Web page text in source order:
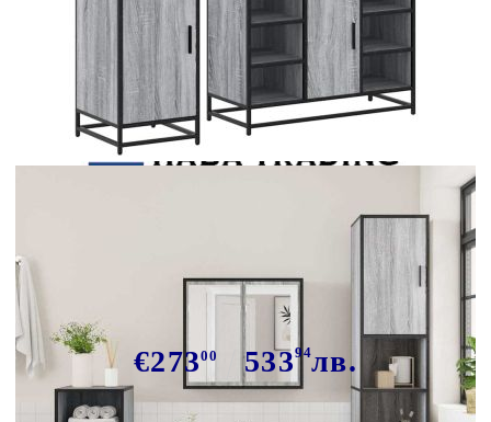
Сподели Tweet
Комплект мебели за баня от 3
части сив сонома инженерно
дърво
€27300 53394лв.